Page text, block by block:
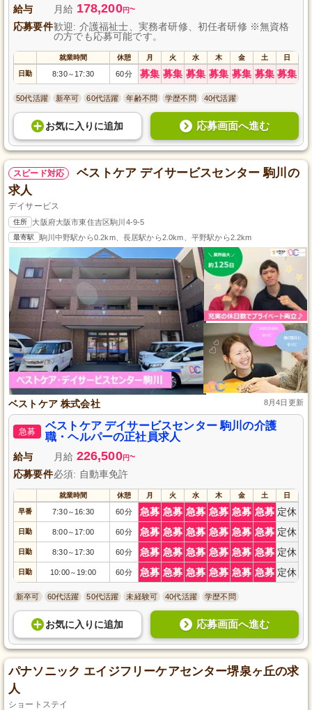
給与 月給 178,200円~
応募要件歓迎: 介護福祉士、実務者研修、初任者研修 ※無資格
の方でも応募可能です。
就業時間 休憩 月 火 水 木 金 土 日
日勤 8:30～ 17:30 60分 募集 募集 募集 募集 募集 募集 募集
50代活躍 新卒可 60代活躍 年齢不問 学歴不問 40代活躍
お気に入り に追加 応募画面へ進む
スピード対応
ベストケア デイサービスセンター 駒川の
求人
デイサービス
住所 大阪府大阪市東住吉区駒川4-9-5
最寄駅 駒川中野駅から0.2km、長居駅から2.0km、平野駅から2.2km
ベストケア 株式会社 8月4日更新
急募
ベストケア デイサービスセンター 駒川の介護
職・ヘルパーの正社員求人
給与 月給 226,500円~
応募要件必須: 自動車免許
就業時間 休憩 月 火 水 木 金 土 日
早番 7:30～ 16:30 60分 急募 急募 急募 急募 急募 急募 定休
日勤 8:00～ 17:00 60分 急募 急募 急募 急募 急募 急募 定休
日勤 8:30～ 17:30 60分 急募 急募 急募 急募 急募 急募 定休
日勤 10:00～ 19:00 60分 急募 急募 急募 急募 急募 急募 定休
新卒可 60代活躍 50代活躍 未経験可 40代活躍 学歴不問
お気に入り に追加 応募画面へ進む
パナソニック エイジフリーケアセンター堺泉ヶ丘の求
人
ショートステイ